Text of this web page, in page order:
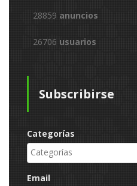
28859 anuncios
26706 usuarios
Subscribirse
Categorías
Email